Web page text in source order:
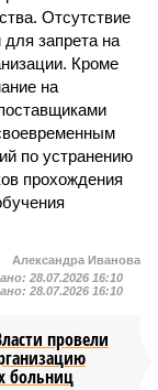
Отсутствие
запрета на
Кроме
на
по устранению
прохождения
Александра Иванова
28.07.2026 16:10
28.07.2026 16:10
провели
больниц